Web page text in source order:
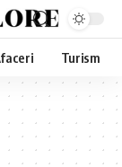
Turism